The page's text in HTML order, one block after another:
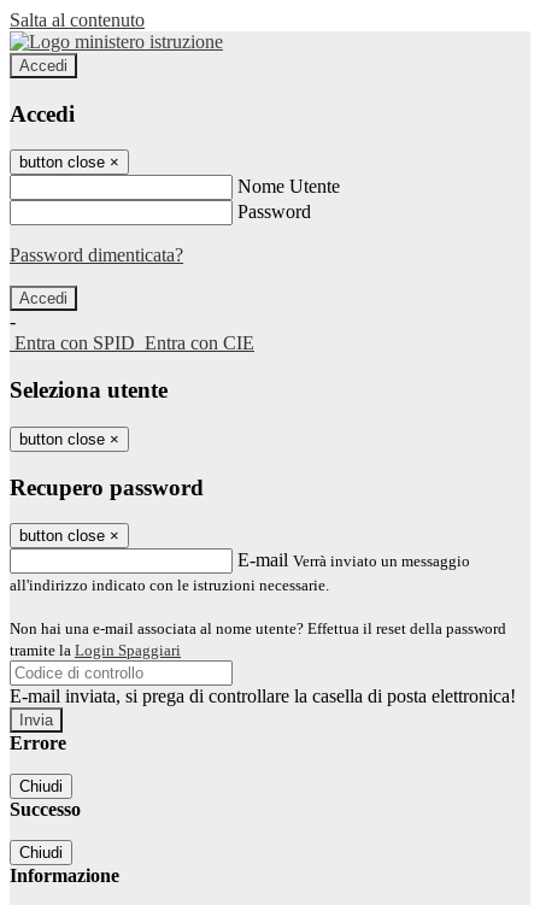
Salta al contenuto
Accedi
Accedi
button close ×
Nome Utente
Password
Password dimenticata?
-
Entra con SPID Entra con CIE
Seleziona utente
button close ×
Recupero password
button close ×
E-mail Verrà inviato un messaggio
all'indirizzo indicato con le istruzioni necessarie.
Non hai una e-mail associata al nome utente? Effettua il reset della password
tramite la Login Spaggiari
E-mail inviata, si prega di controllare la casella di posta elettronica!
Errore
Chiudi
Successo
Chiudi
Informazione